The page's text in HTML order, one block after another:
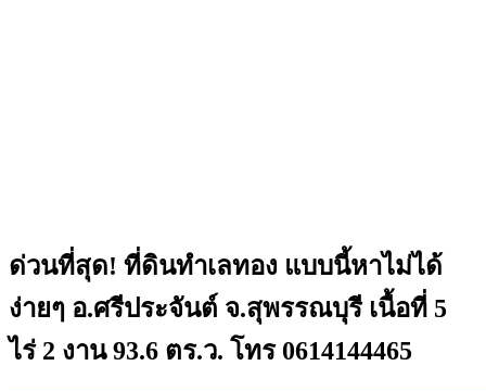
ด่วนที่สุด! ที่ดินทำเลทอง แบบนี้หาไม่ได้
ง่ายๆ อ.ศรีประจันต์ จ.สุพรรณบุรี เนื้อที่ 5
ไร่ 2 งาน 93.6 ตร.ว. โทร 0614144465